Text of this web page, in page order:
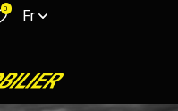
0 Fr